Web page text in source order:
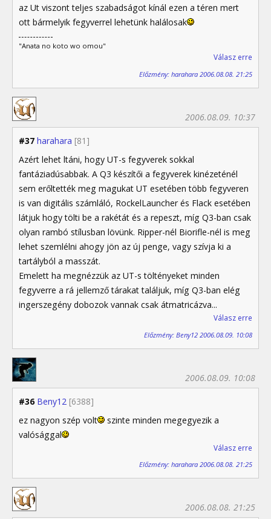
az Ut viszont teljes szabadságot kínál ezen a téren mert
ott bármelyik fegyverrel lehetünk halálosak
"Anata no koto wo omou"
Válasz erre
Előzmény: harahara 2006.08.08. 21:25
#37 harahara [81]
2006.08.09. 10:37
Azért lehet ltáni, hogy UT-s fegyverek sokkal
fantáziadúsabbak. A Q3 készítői a fegyverek kinézeténél
sem erőltették meg magukat UT esetében több fegyveren
is van digitális számláló, RockelLauncher és Flack esetében
látjuk hogy tölti be a rakétát és a repeszt, míg Q3-ban csak
olyan rambó stílusban lövünk. Ripper-nél Biorifle-nél is meg
lehet szemlélni ahogy jön az új penge, vagy szívja ki a
tartályból a masszát.
Emelett ha megnézzük az UT-s töltényeket minden
fegyverre a rá jellemző tárakat találjuk, míg Q3-ban elég
ingerszegény dobozok vannak csak átmatricázva...
Válasz erre
Előzmény: Beny12 2006.08.09. 10:08
#36 Beny12 [6388]
2006.08.09. 10:08
ez nagyon szép volt
szinte minden megegyezik a
valósággal
Válasz erre
Előzmény: harahara 2006.08.08. 21:25
2006.08.08. 21:25